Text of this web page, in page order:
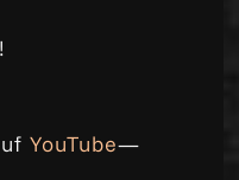
YouTube—